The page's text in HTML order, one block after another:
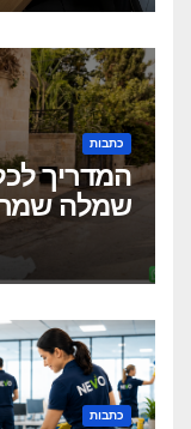
כתבות
המדריך
שמלה
ונראית
כתבות